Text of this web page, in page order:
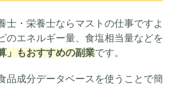
士・栄養士ならマストの仕事ですよ
のエネルギー量、食塩相当量などを
」もおすすめの副業です。
品成分データベースを使うことで簡